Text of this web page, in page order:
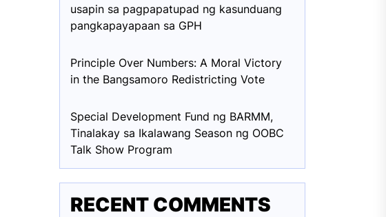
usapin sa pagpapatupad ng kasunduang
pangkapayapaan sa GPH
Principle Over Numbers: A Moral Victory
in the Bangsamoro Redistricting Vote
Special Development Fund ng BARMM,
Tinalakay sa Ikalawang Season ng OOBC
Talk Show Program
RECENT COMMENTS